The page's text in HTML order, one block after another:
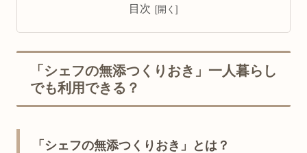
目次
「シェフの無添つくりおき」一人暮らし
でも利用できる？
「シェフの無添つくりおき」とは？